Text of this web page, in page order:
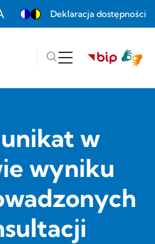
to 100%
Deklaracja dostępności
w
wyniku